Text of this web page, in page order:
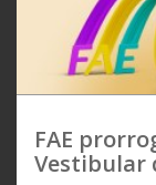
FAE
Vestibular